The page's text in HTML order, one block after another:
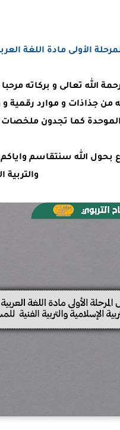
الأولى مادة اللغة
الله تعالى و بركاته
من جذاذات و موارد رقمية
الموحدة كما تجدون ملخصات
بحول الله سنتقاسم واياكم
والتربية